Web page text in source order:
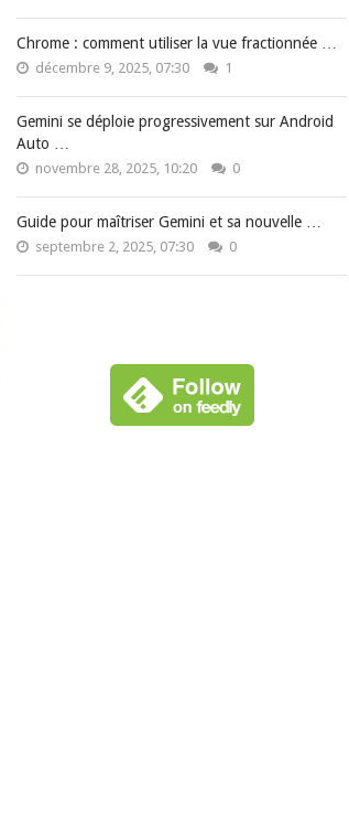
Chrome : comment utiliser la vue fractionnée …
décembre 9, 2025, 07:30 1
Gemini se déploie progressivement sur Android
Auto …
novembre 28, 2025, 10:20 0
Guide pour maîtriser Gemini et sa nouvelle …
septembre 2, 2025, 07:30 0